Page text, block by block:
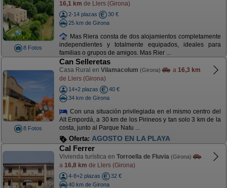
8 Fotos
16,1 km de Llers (Girona)
2-14 plazas
30 €
25 km de Girona
Mas Riera consta de dos alojamientos completamente
independientes y totalmente equipados, ideales para
familias o grupos de amigos. Mas Rier ...
8 Fotos
Can Selleretas
Casa Rural en Vilamacolum (Girona) a 16,3 km
de Llers (Girona)
14+2 plazas
40 €
34 km de Girona
Con una situación privilegiada en el mismo centro del
Alt Empordà, a 30 km de los Pirineos y tan solo 3 km de la
costa, junto al Parque Natu ...
Oferta: AGOSTO EN LA PLAYA
Cal Ferrer
Vivienda turística en Torroella de Fluvia (Girona)
a 16,8 km de Llers (Girona)
4-8+2 plazas
32 €
40 km de Girona